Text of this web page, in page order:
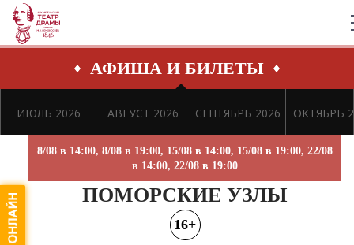
АФИША И БИЛЕТЫ
ИЮЛЬ 2026 АВГУСТ 2026 СЕНТЯБРЬ 2026 ОКТЯБРЬ
8/08 в 14:00, 8/08 в 19:00, 15/08 в 14:00, 15/08 в 19:00, 22/08
в 14:00, 22/08 в 19:00
ПОМОРСКИЕ УЗЛЫ
16+